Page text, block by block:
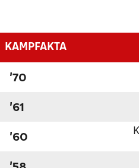
KAMPFAKTA
'70
'61
'60